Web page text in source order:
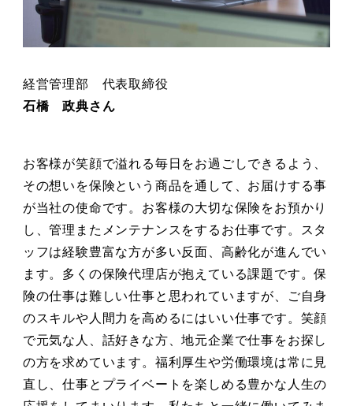
経営管理部 代表取締役
石橋 政典さん
お客様が笑顔で溢れる毎日をお過ごしできるよう、
その想いを保険という商品を通して、お届けする事
が当社の使命です。お客様の大切な保険をお預かり
し、管理またメンテナンスをするお仕事です。スタ
ッフは経験豊富な方が多い反面、高齢化が進んでい
ます。多くの保険代理店が抱えている課題です。保
険の仕事は難しい仕事と思われていますが、ご自身
のスキルや人間力を高めるにはいい仕事です。笑顔
で元気な人、話好きな方、地元企業で仕事をお探し
の方を求めています。福利厚生や労働環境は常に見
直し、仕事とプライベートを楽しめる豊かな人生の